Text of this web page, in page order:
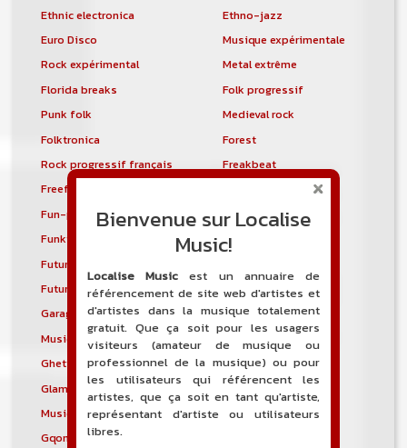
Ethnic electronica
Ethno-jazz
Euro Disco
Musique expérimentale
Rock expérimental
Metal extrême
Florida breaks
Folk progressif
Punk folk
Medieval rock
Folktronica
Forest
Rock progressif français
Freakbeat
Freeform hardcore
Fun-punk
Funkstep
Funktronica
Funky house
Future bass
Future house
G-funk
Garage house
Garage punk
Musique mixte
Ghetto house
Ghettotech
Glam metal
Glam punk
Gospel blues
Musique gothique
Rock gothique
Gqom
Bienvenue sur Localise
Music!
Localise Music est un annuaire de
référencement de site web d'artistes et
d'artistes dans la musique totalement
gratuit. Que ça soit pour les usagers
visiteurs (amateur de musique ou
professionnel de la musique) ou pour
les utilisateurs qui référencent les
artistes, que ça soit en tant qu'artiste,
représentant d'artiste ou utilisateurs
libres.